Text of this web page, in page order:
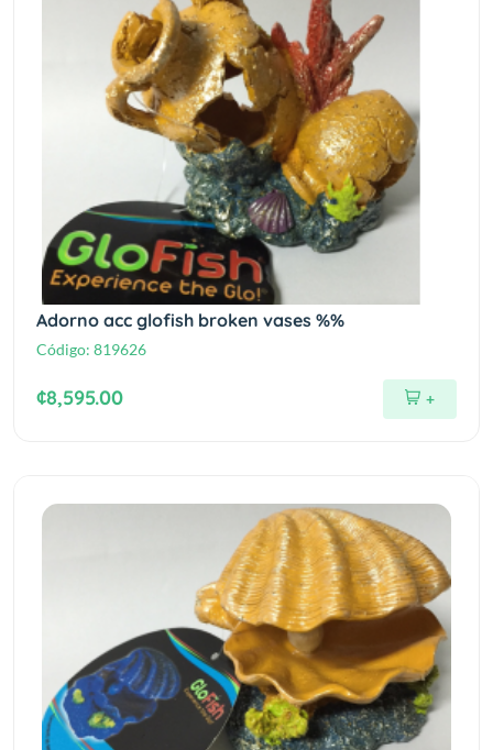
Adorno acc glofish broken vases %%
Código: 819626
¢8,595.00 +